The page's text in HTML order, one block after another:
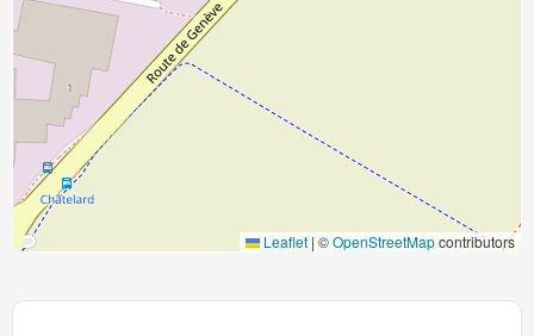
Leaflet | ©OpenStreetMapcontributors